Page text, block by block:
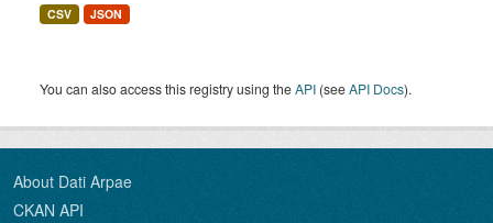
CSV JSON
You can also access this registry using theAPI (seeAPI Docs).
About Dati Arpae
CKAN API